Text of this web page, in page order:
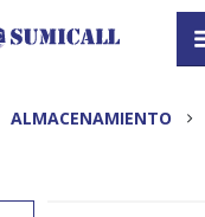
ALMACENAMIENTO